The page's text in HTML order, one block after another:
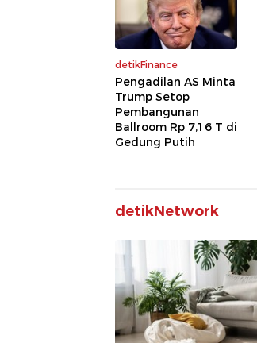
detikFinance
Pengadilan AS Minta
Trump Setop
Pembangunan
Ballroom Rp 7,16 T di
Gedung Putih
detikNetwork